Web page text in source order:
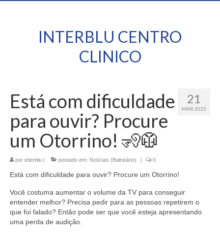
INTERBLU CENTRO
CLINICO
21
MAR 2022
Está com dificuldade
para ouvir? Procure
um Otorrino! 🧏🥼
por interblu | postado em: Notícias (Balneário) | 0
Está com dificuldade para ouvir? Procure um Otorrino!
Você costuma aumentar o volume da TV para conseguir
entender melhor? Precisa pedir para as pessoas repetirem o
que foi falado? Então pode ser que você esteja apresentando
uma perda de audição.